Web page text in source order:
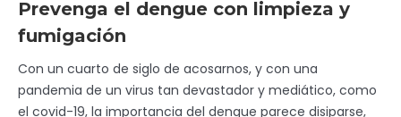
Prevenga el dengue con limpieza y
fumigación
Con un cuarto de siglo de acosarnos, y con una
pandemia de un virus tan devastador y mediático, como
el covid-19, la importancia del dengue parece disiparse,